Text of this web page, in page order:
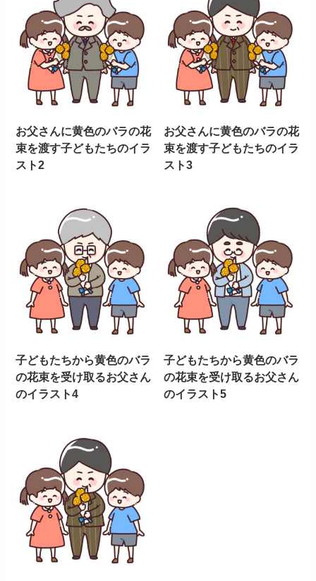
お父さんに黄色のバラの花
束を渡す子どもたちのイラ
スト2
お父さんに黄色のバラの花
束を渡す子どもたちのイラ
スト3
子どもたちから黄色のバラ
の花束を受け取るお父さん
のイラスト4
子どもたちから黄色のバラ
の花束を受け取るお父さん
のイラスト5